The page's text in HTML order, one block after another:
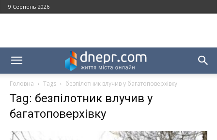
9 Серпень 2026
Головна Tags безпілотник влучив у багатоповерхівку
Tag: безпілотник влучив у
багатоповерхівку